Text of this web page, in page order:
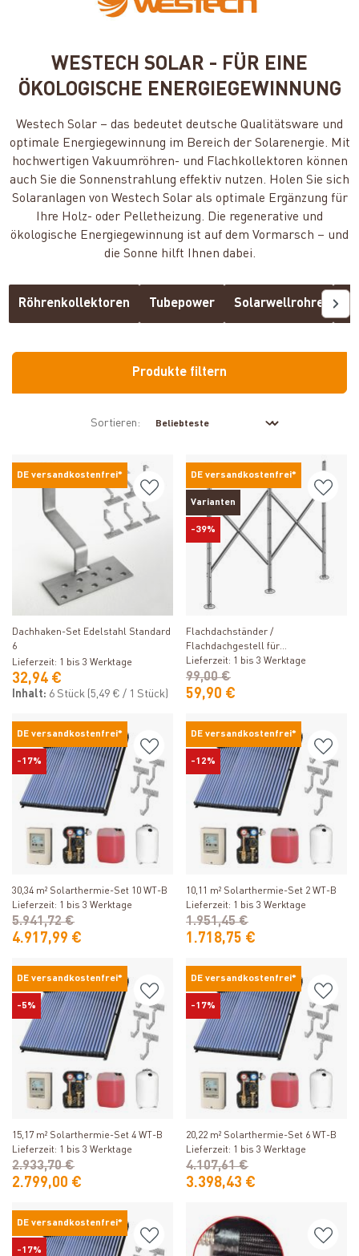
WESTECH SOLAR - FÜR EINE
ÖKOLOGISCHE ENERGIEGEWINNUNG
Westech Solar – das bedeutet deutsche Qualitätsware und
optimale Energiegewinnung im Bereich der Solarenergie. Mit
hochwertigen Vakuumröhren- und Flachkollektoren können
auch Sie die Sonnenstrahlung effektiv nutzen. Holen Sie sich
Solaranlagen von Westech Solar als optimale Ergänzung für
Ihre Holz- oder Pelletheizung. Die regenerative und
ökologische Energiegewinnung ist auf dem Vormarsch – und
die Sonne hilft Ihnen dabei.
Röhrenkollektoren Tubepower Solarwellrohre
Produkte filtern
Sortieren:
DE versandkostenfrei*
Produkt ansehen
Dachhaken-Set Edelstahl Standard
6
Lieferzeit: 1 bis 3 Werktage
32,94 €
Inhalt: 6 Stück (5,49 € / 1 Stück)
DE versandkostenfrei*
Varianten
-39%
Flachdachständer /
Flachdachgestell für
Röhrenkollektor 58/22
Lieferzeit: 1 bis 3 Werktage
59,90 €
99,00 €
DE versandkostenfrei*
-17%
Produkt ansehen
30,34 m² Solarthermie-Set 10 WT-B
Lieferzeit: 1 bis 3 Werktage
4.917,99 €
5.941,72 €
DE versandkostenfrei*
-12%
Produkt ansehen
10,11 m² Solarthermie-Set 2 WT-B
Lieferzeit: 1 bis 3 Werktage
1.718,75 €
1.951,45 €
DE versandkostenfrei*
-5%
Produkt ansehen
15,17 m² Solarthermie-Set 4 WT-B
Lieferzeit: 1 bis 3 Werktage
2.799,00 €
2.933,70 €
DE versandkostenfrei*
-17%
Produkt ansehen
20,22 m² Solarthermie-Set 6 WT-B
Lieferzeit: 1 bis 3 Werktage
3.398,43 €
4.107,61 €
DE versandkostenfrei*
-17%